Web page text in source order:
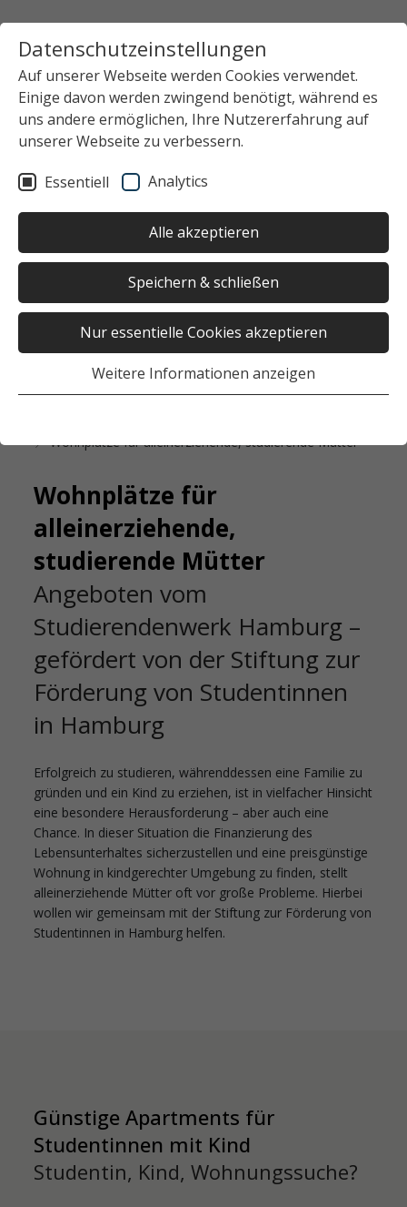
Datenschutzeinstellungen
Auf unserer Webseite werden Cookies verwendet.
Einige davon werden zwingend benötigt, während es
uns andere ermöglichen, Ihre Nutzererfahrung auf
unserer Webseite zu verbessern.
Essentiell Analytics
Alle akzeptieren
Speichern & schließen
Nur essentielle Cookies akzeptieren
Weitere Informationen anzeigen
Wohnplätze für alleinerziehende, studierende Mütter
Wohnplätze für
alleinerziehende,
studierende Mütter
Angeboten vom
Studierendenwerk Hamburg –
gefördert von der Stiftung zur
Förderung von Studentinnen
in Hamburg
Erfolgreich zu studieren, währenddessen eine Familie zu
gründen und ein Kind zu erziehen, ist in vielfacher Hinsicht
eine besondere Herausforderung – aber auch eine
Chance. In dieser Situation die Finanzierung des
Lebensunterhaltes sicherzustellen und eine preisgünstige
Wohnung in kindgerechter Umgebung zu finden, stellt
alleinerziehende Mütter oft vor große Probleme. Hierbei
wollen wir gemeinsam mit der Stiftung zur Förderung von
Studentinnen in Hamburg helfen.
Günstige Apartments für
Studentinnen mit Kind
Studentin, Kind, Wohnungssuche?